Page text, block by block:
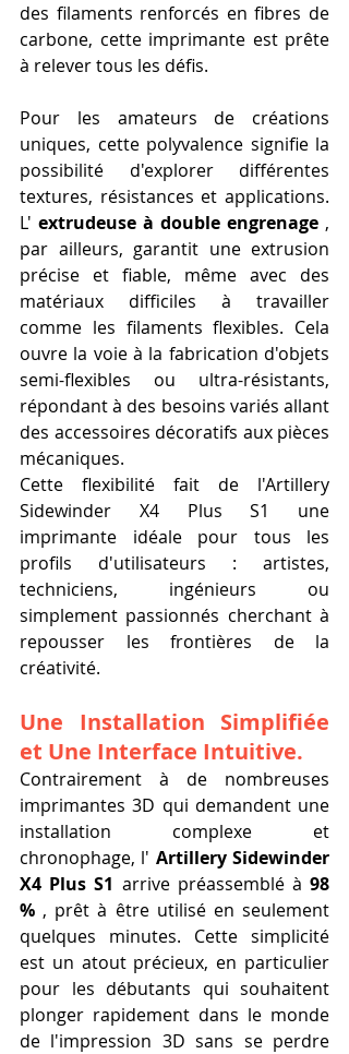
des filaments renforcés en fibres de
carbone, cette imprimante est prête
à relever tous les défis.
Pour les amateurs de créations
uniques, cette polyvalence signifie la
possibilité d'explorer différentes
textures, résistances et applications.
L' extrudeuse à double engrenage ,
par ailleurs, garantit une extrusion
précise et fiable, même avec des
matériaux difficiles à travailler
comme les filaments flexibles. Cela
ouvre la voie à la fabrication d'objets
semi-flexibles ou ultra-résistants,
répondant à des besoins variés allant
des accessoires décoratifs aux pièces
mécaniques.
Cette flexibilité fait de l'Artillery
Sidewinder X4 Plus S1 une
imprimante idéale pour tous les
profils d'utilisateurs : artistes,
techniciens, ingénieurs ou
simplement passionnés cherchant à
repousser les frontières de la
créativité.
Une Installation Simplifiée
et Une Interface Intuitive.
Contrairement à de nombreuses
imprimantes 3D qui demandent une
installation complexe et
chronophage, l' Artillery Sidewinder
X4 Plus S1 arrive préassemblé à 98
% , prêt à être utilisé en seulement
quelques minutes. Cette simplicité
est un atout précieux, en particulier
pour les débutants qui souhaitent
plonger rapidement dans le monde
de l'impression 3D sans se perdre